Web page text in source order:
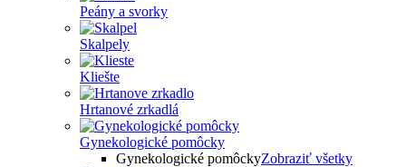
Peány a svorky
Skalpely
Kliešte
Hrtanové zrkadlá
Gynekologické pomôcky
Gynekologické pomôckyZobraziť všetky